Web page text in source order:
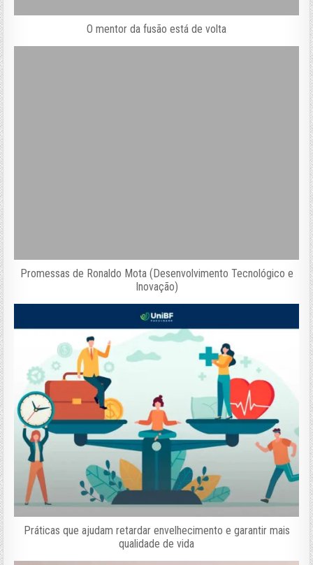
O mentor da fusão está de volta
Promessas de Ronaldo Mota (Desenvolvimento Tecnológico e
Inovação)
Práticas que ajudam retardar envelhecimento e garantir mais
qualidade de vida